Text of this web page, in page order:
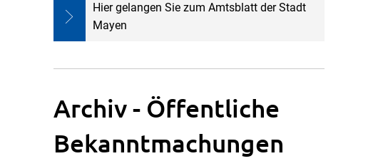
Hier gelangen Sie zum Amtsblatt der Stadt
Mayen
Archiv - Öffentliche
Bekanntmachungen